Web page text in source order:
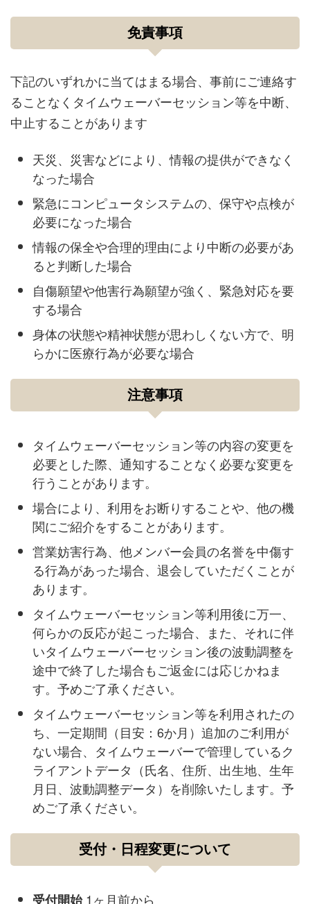
免責事項
下記のいずれかに当てはまる場合、事前にご連絡す
ることなくタイムウェーバーセッション等を中断、
中止することがあります
天災、災害などにより、情報の提供ができなく
なった場合
緊急にコンピュータシステムの、保守や点検が
必要になった場合
情報の保全や合理的理由により中断の必要があ
ると判断した場合
自傷願望や他害行為願望が強く、緊急対応を要
する場合
身体の状態や精神状態が思わしくない方で、明
らかに医療行為が必要な場合
注意事項
タイムウェーバーセッション等の内容の変更を
必要とした際、通知することなく必要な変更を
行うことがあります。
場合により、利用をお断りすることや、他の機
関にご紹介をすることがあります。
営業妨害行為、他メンバー会員の名誉を中傷す
る行為があった場合、退会していただくことが
あります。
タイムウェーバーセッション等利用後に万一、
何らかの反応が起こった場合、また、それに伴
いタイムウェーバーセッション後の波動調整を
途中で終了した場合もご返金には応じかねま
す。予めご了承ください。
タイムウェーバーセッション等を利用されたの
ち、一定期間（目安：6か月）追加のご利用が
ない場合、タイムウェーバーで管理しているク
ライアントデータ（氏名、住所、出生地、生年
月日、波動調整データ）を削除いたします。予
めご了承ください。
受付・日程変更について
受付開始1ヶ月前から